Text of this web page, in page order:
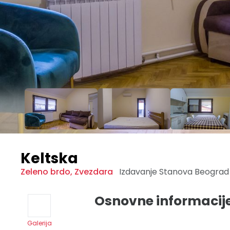
Keltska
Zeleno brdo, Zvezdara Izdavanje Stanova Beograd
Galerija
Osnovne